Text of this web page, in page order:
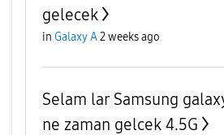
gelecek
in Galaxy A2 weeks ago
Selam lar Samsung
ne zaman gelcek 4.5G